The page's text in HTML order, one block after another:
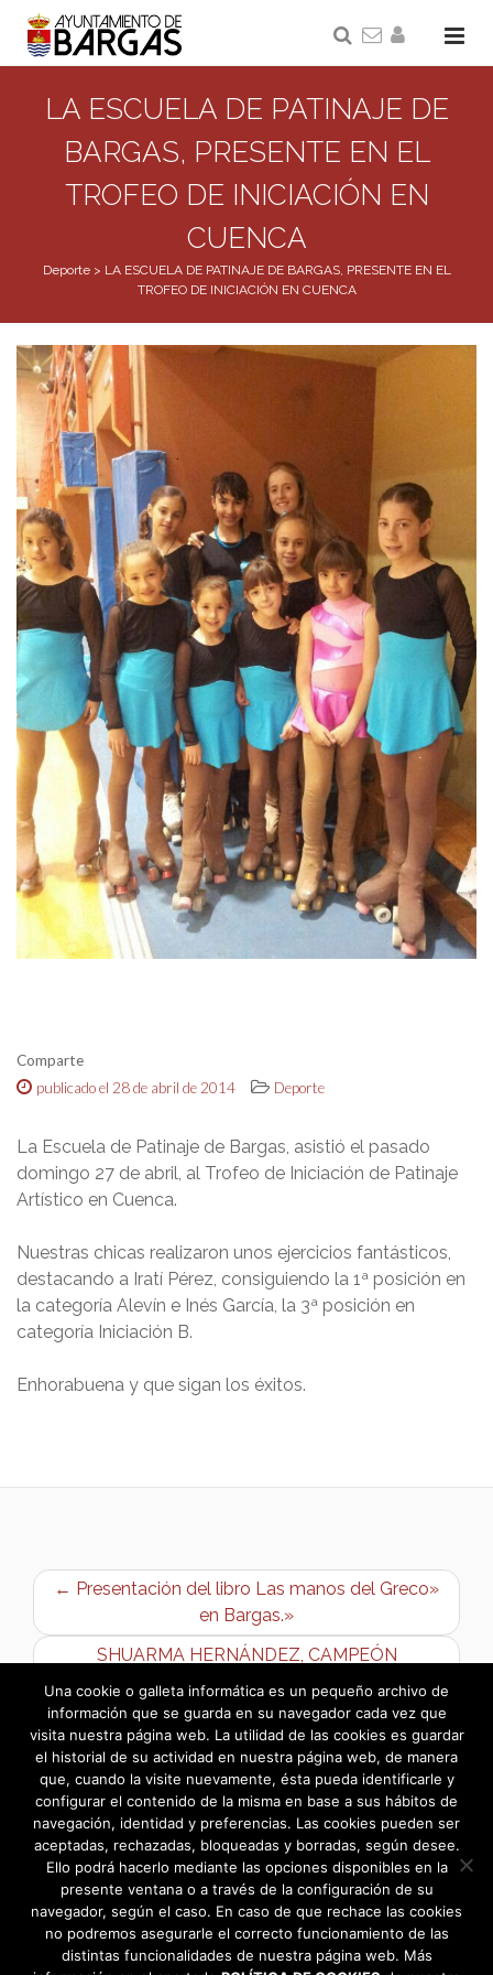
LA ESCUELA DE PATINAJE DE
BARGAS, PRESENTE EN EL
TROFEO DE INICIACIÓN EN
CUENCA
Deporte> LA ESCUELA DE PATINAJE DE BARGAS, PRESENTE EN EL
TROFEO DE INICIACIÓN EN CUENCA
Comparte
publicado el 28 de abril de 2014
Deporte
La Escuela de Patinaje de Bargas, asistió el pasado
domingo 27 de abril, al Trofeo de Iniciación de Patinaje
Artístico en Cuenca.
Nuestras chicas realizaron unos ejercicios fantásticos,
destacando a Iratí Pérez, consiguiendo la 1ª posición en
la categoría Alevín e Inés García, la 3ª posición en
categoría Iniciación B.
Enhorabuena y que sigan los éxitos.
← Presentación del libro Las manos del Greco»
en Bargas.»
SHUARMA HERNÁNDEZ, CAMPEÓN
REGIONAL DE ESGRIMA →
Una cookie o galleta informática es un pequeño archivo de
información que se guarda en su navegador cada vez que
visita nuestra página web. La utilidad de las cookies es guardar
el historial de su actividad en nuestra página web, de manera
que, cuando la visite nuevamente, ésta pueda identificarle y
configurar el contenido de la misma en base a sus hábitos de
navegación, identidad y preferencias. Las cookies pueden ser
aceptadas, rechazadas, bloqueadas y borradas, según desee.
Ello podrá hacerlo mediante las opciones disponibles en la
presente ventana o a través de la configuración de su
navegador, según el caso. En caso de que rechace las cookies
no podremos asegurarle el correcto funcionamiento de las
distintas funcionalidades de nuestra página web. Más